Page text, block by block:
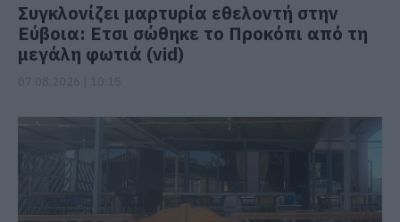
Συγκλονίζει μαρτυρία εθελοντή στην
Εύβοια: Ετσι σώθηκε το Προκόπι από τη
μεγάλη φωτιά (vid)